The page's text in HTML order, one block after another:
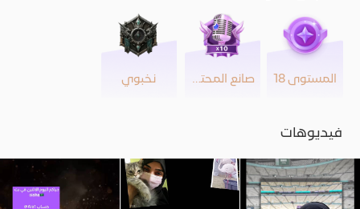
المستوى 18 صانع المحتوى نخبوي
فيديوهات